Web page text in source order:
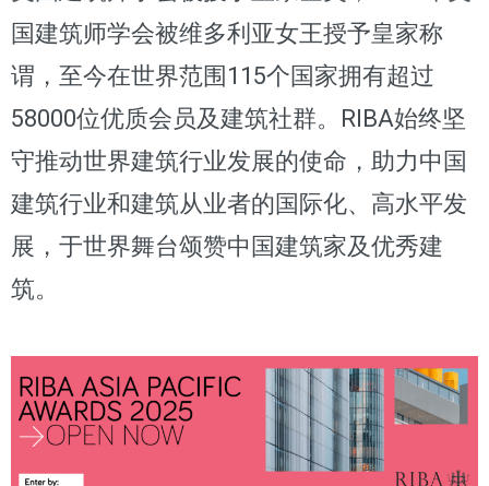
国建筑师学会被维多利亚女王授予皇家称
谓，至今在世界范围115个国家拥有超过
58000位优质会员及建筑社群。RIBA始终坚
守推动世界建筑行业发展的使命，助力中国
建筑行业和建筑从业者的国际化、高水平发
展，于世界舞台颂赞中国建筑家及优秀建
筑。